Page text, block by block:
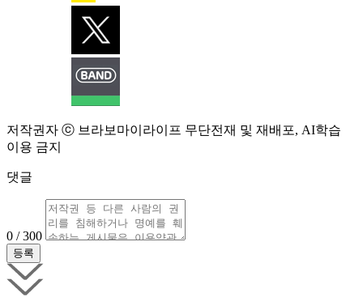
저작권자 ⓒ 브라보마이라이프 무단전재 및 재배포, AI학습
이용 금지
댓글
0 / 300